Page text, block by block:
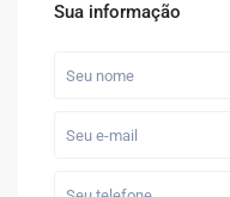
Sua informação